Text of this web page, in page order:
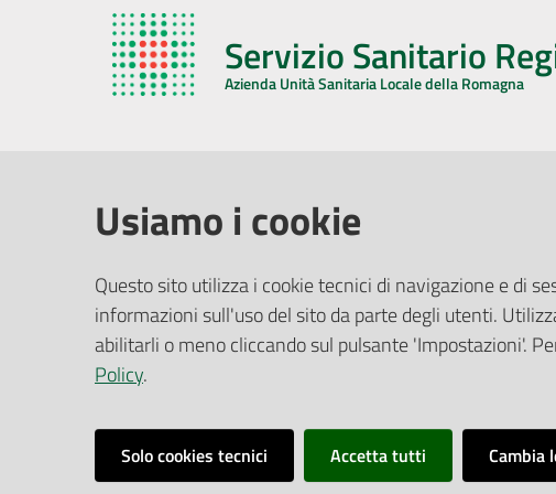
Servizio Sanitario
Azienda Unità Sanitaria Locale della Romagna
Via De Gasperi, 8 - 48121 Ravenna (RA)
CF/P.IVA:02483810392
PEC:
azienda@pec.auslromagna.it
Ufficio Relazioni
Riferimenti per
Usiamo i cookie
Questo sito utilizza i cookie tecnici di navigazione e di
informazioni sull'uso del sito da parte degli utenti.
abilitarli o meno cliccando sul pulsante 'Impostazioni'.
Policy.
Solo cookies tecnici Accetta tutti Cambia